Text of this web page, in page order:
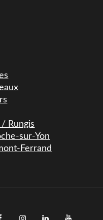
Rungis
sur-Yon
Ferrand
instagramLinkedInYouTube